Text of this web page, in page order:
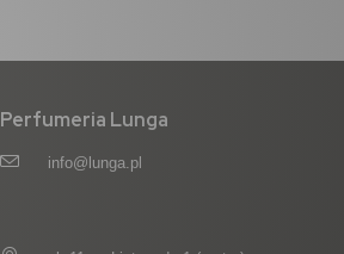
Perfumeria Lunga
info@lunga.pl